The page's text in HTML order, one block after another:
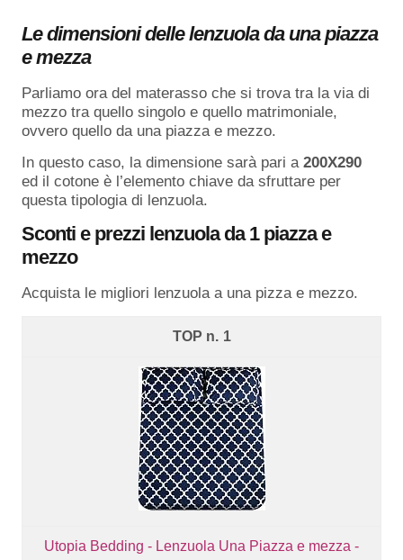
Le dimensioni delle lenzuola da una piazza
e mezza
Parliamo ora del materasso che si trova tra la via di
mezzo tra quello singolo e quello matrimoniale,
ovvero quello da una piazza e mezzo.
In questo caso, la dimensione sarà pari a 200X290
ed il cotone è l’elemento chiave da sfruttare per
questa tipologia di lenzuola.
Sconti e prezzi lenzuola da 1 piazza e
mezzo
Acquista le migliori lenzuola a una pizza e mezzo.
1
Utopia Bedding - Lenzuola Una Piazza e mezza -